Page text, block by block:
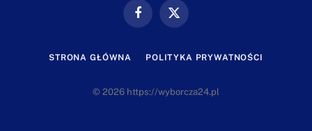
FacebookX
STRONA GŁÓWNA POLITYKA PRYWATNOŚCI
© 2026 https://wyborcza24.pl